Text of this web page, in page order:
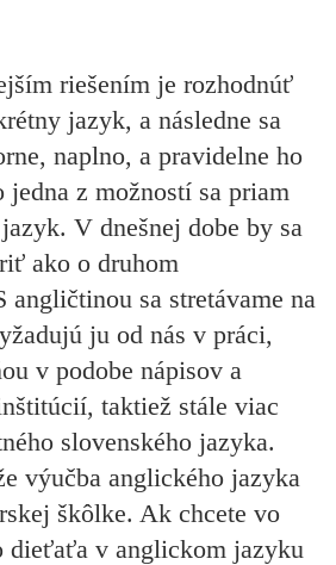
riešením je rozhodnúť
jazyk, a následne sa
naplno, a pravidelne ho
z možností sa priam
V dnešnej dobe by sa
ako o druhom
angličtinou sa stretávame na
ju od nás v práci,
v podobe nápisov a
taktiež stále viac
slovenského jazyka.
výučba anglického jazyka
škôlke. Ak chcete vo
dieťaťa v anglickom jazyku